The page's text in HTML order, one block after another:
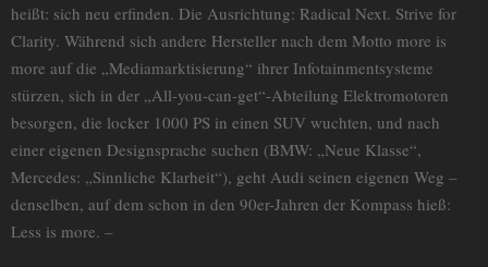
heißt: sich neu erfinden. Die Ausrichtung: Radical Next. Strive for
Clarity. Während sich andere Hersteller nach dem Motto more is
more auf die „Mediamarktisierung“ ihrer Infotainmentsysteme
stürzen, sich in der „All-you-can-get“-Abteilung Elektromotoren
besorgen, die locker 1000 PS in einen SUV wuchten, und nach
einer eigenen Designsprache suchen (BMW: „Neue Klasse“,
Mercedes: „Sinnliche Klarheit“), geht Audi seinen eigenen Weg –
denselben, auf dem schon in den 90er-Jahren der Kompass hieß:
Less is more. –